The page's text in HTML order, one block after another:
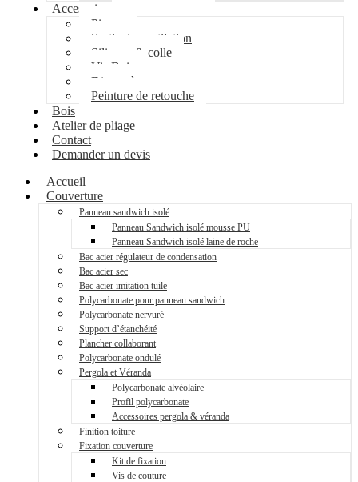
Accessoires
Pipeco
Sortie de ventilation
Silicone & colle
Vis Bois
Disque à tronçonner
Peinture de retouche
Bois
Atelier de pliage
Contact
Demander un devis
Accueil
Couverture
Panneau sandwich isolé
Panneau Sandwich isolé mousse PU
Panneau Sandwich isolé laine de roche
Bac acier régulateur de condensation
Bac acier sec
Bac acier imitation tuile
Polycarbonate pour panneau sandwich
Polycarbonate nervuré
Support d’étanchéité
Plancher collaborant
Polycarbonate ondulé
Pergola et Véranda
Polycarbonate alvéolaire
Profil polycarbonate
Accessoires pergola & véranda
Finition toiture
Fixation couverture
Kit de fixation
Vis de couture